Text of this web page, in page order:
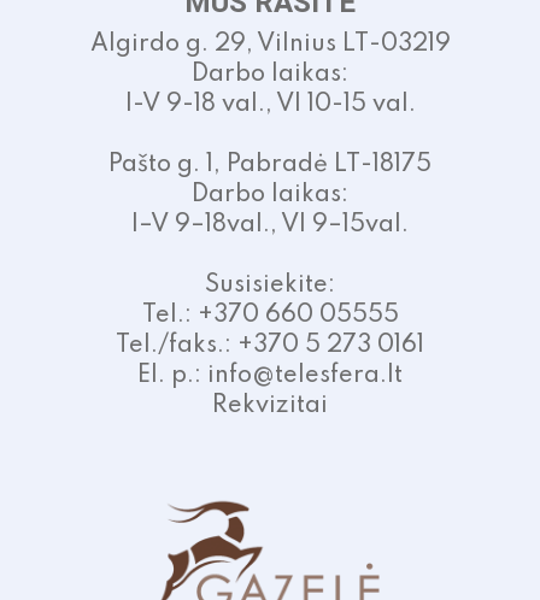
Algirdo g. 29, Vilnius LT-03219
Darbo laikas:
I-V 9-18 val., VI 10-15 val.
Pašto g. 1, Pabradė LT-18175
Darbo laikas:
I–V 9–18val., VI 9–15val.
Susisiekite:
Tel.: +370 660 05555
Tel./faks.: +370 5 273 0161
El. p.: info@telesfera.lt
Rekvizitai